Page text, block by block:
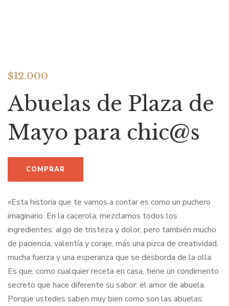
$12.000
Abuelas de Plaza de
Mayo para chic@s
«Esta historia que te vamos a contar es como un puchero
imaginario. En la cacerola, mezclamos todos los
ingredientes: algo de tristeza y dolor, pero también mucho
de paciencia, valentía y coraje, más una pizca de creatividad,
mucha fuerza y una esperanza que se desborda de la olla.
Es que, como cualquier receta en casa, tiene un condimento
secreto que hace diferente su sabor: el amor de abuela.
Porque ustedes saben muy bien como son las abuelas: